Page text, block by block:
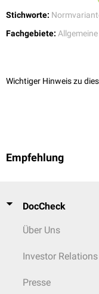
Handwurzel:
Os praetrapezium
Os ulnostyloideum
Os hypolunatum
Epipyramis
Os triangulare
Stichworte:
Fachgebiete:
Wichtiger Hinweis zu
Empfehlung
DocCheck
Über Uns
Investor Relations
Presse